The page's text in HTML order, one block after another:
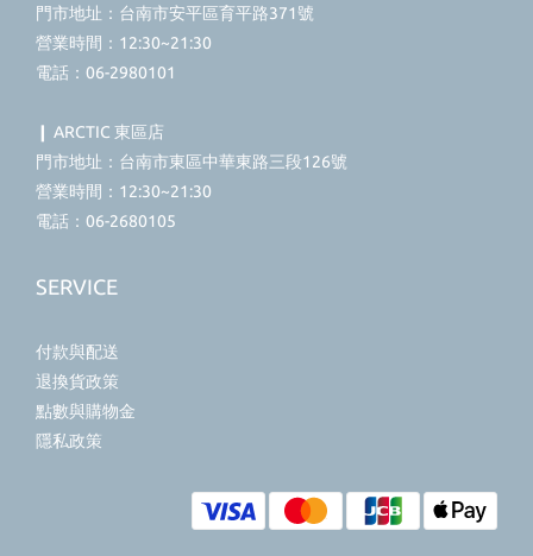
門市地址：台南市安平區育平路371號
營業時間：12:30~21:30
電話：06-2980101
❙ ARCTIC 東區店
門市地址：台南市東區中華東路三段126號
營業時間：12:30~21:30
電話：06-2680105
SERVICE
付款與配送
退換貨政策
點數與購物金
隱私政策